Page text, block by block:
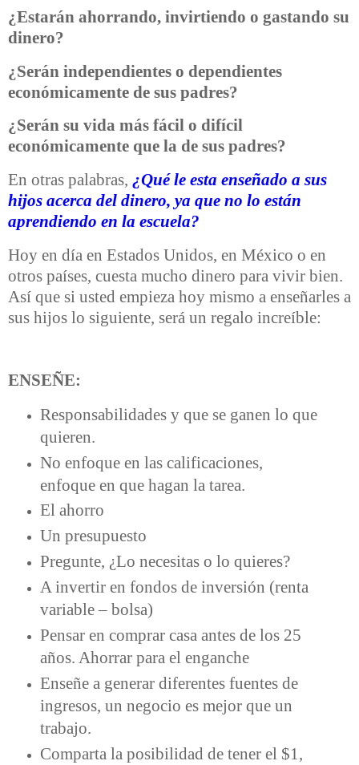
¿Estarán ahorrando, invirtiendo o gastando su
dinero?
¿Serán independientes o dependientes
económicamente de sus padres?
¿Serán su vida más fácil o difícil
económicamente que la de sus padres?
En otras palabras, ¿Qué le esta enseñado a sus
hijos acerca del dinero, ya que no lo están
aprendiendo en la escuela?
Hoy en día en Estados Unidos, en México o en
otros países, cuesta mucho dinero para vivir bien.
Así que si usted empieza hoy mismo a enseñarles a
sus hijos lo siguiente, será un regalo increíble:
ENSEÑE:
Responsabilidades y que se ganen lo que
quieren.
No enfoque en las calificaciones,
enfoque en que hagan la tarea.
El ahorro
Un presupuesto
Pregunte, ¿Lo necesitas o lo quieres?
A invertir en fondos de inversión (renta
variable – bolsa)
Pensar en comprar casa antes de los 25
años. Ahorrar para el enganche
Enseñe a generar diferentes fuentes de
ingresos, un negocio es mejor que un
trabajo.
Comparta la posibilidad de tener el $1,